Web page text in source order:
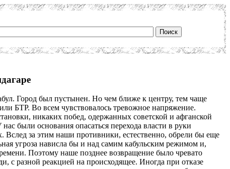
Город был пустынен. Но чем ближе к центру, тем чаще
БТР. Во всем чувствовалось тревожное напряжение.
никаких побед, одержанных советской и афганской
были основания опасаться перехода власти в руки
Вслед за этим наши противники, естественно, обрели бы еще
угроза нависла бы и над самим кабульским режимом и,
Поэтому наше позднее возвращение было чревато
с разной реакцией на происходящее. Иногда при отказе